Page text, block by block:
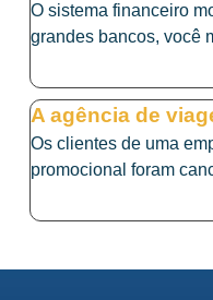
O sistema financeiro
grandes bancos, você
A agência de
Os clientes de uma
promocional foram